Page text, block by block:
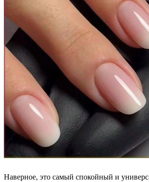
Наверное, это самый спокойный и